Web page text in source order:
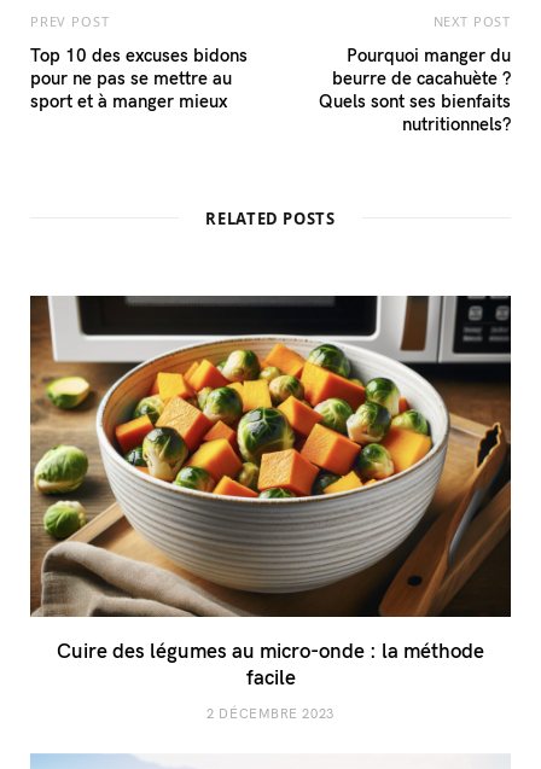
PREV POST
Top 10 des excuses bidons
pour ne pas se mettre au
sport et à manger mieux
NEXT POST
Pourquoi manger du
beurre de cacahuète ?
Quels sont ses bienfaits
nutritionnels?
RELATED POSTS
Cuire des légumes au micro-onde : la méthode
facile
2 DÉCEMBRE 2023